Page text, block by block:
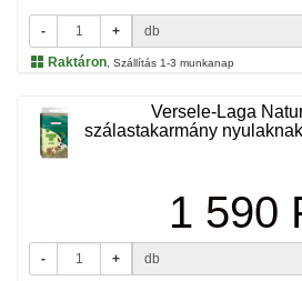
- + db
Raktáron , Szállítás 1-3 munkanap
Versele-Laga
szálastakarmány
1 590
- + db